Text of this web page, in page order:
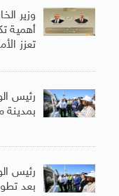
وزير
أهمية
تعزز
رئيس
رئيس
بعد